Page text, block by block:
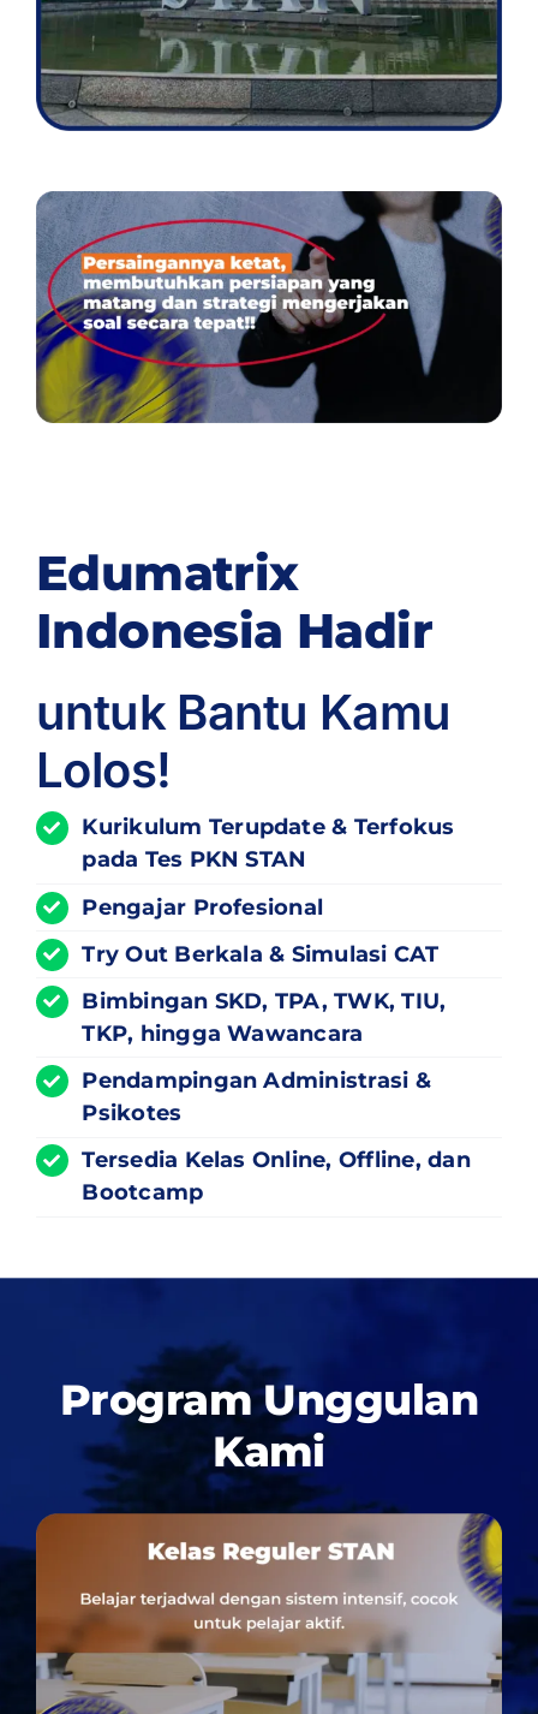
Edumatrix
Indonesia Hadir
untuk Bantu Kamu
Lolos!
Kurikulum Terupdate& Terfokus
pada Tes PKN STAN
Pengajar Profesional
Try Out Berkala & Simulasi CAT
Bimbingan SKD, TPA, TWK, TIU,
TKP, hingga Wawancara
Pendampingan Administrasi &
Psikotes
Tersedia Kelas Online, Offline, dan
Bootcamp
Program Unggulan
Kami